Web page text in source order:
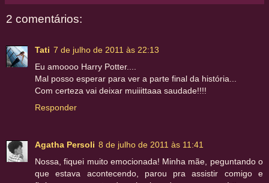
2 comentários:
Tati 7 de julho de 2011 às 22:13
Eu amoooo Harry Potter....
Mal posso esperar para ver a parte final da história...
Com certeza vai deixar muiiittaaa saudade!!!!
Responder
Agatha Persoli 8 de julho de 2011 às 11:41
Nossa, fiquei muito emocionada! Minha mãe, peguntando o
que estava acontecendo, parou pra assistir comigo e